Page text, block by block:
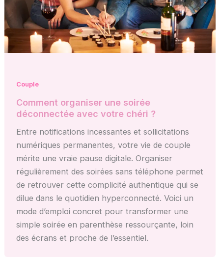
Couple
Comment organiser une soirée
déconnectée avec votre chéri ?
Entre notifications incessantes et sollicitations
numériques permanentes, votre vie de couple
mérite une vraie pause digitale. Organiser
régulièrement des soirées sans téléphone permet
de retrouver cette complicité authentique qui se
dilue dans le quotidien hyperconnecté. Voici un
mode d’emploi concret pour transformer une
simple soirée en parenthèse ressourçante, loin
des écrans et proche de l’essentiel.